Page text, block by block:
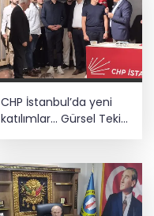
CHP İstanbul’da yeni
katılımlar... Gürsel Tekin: